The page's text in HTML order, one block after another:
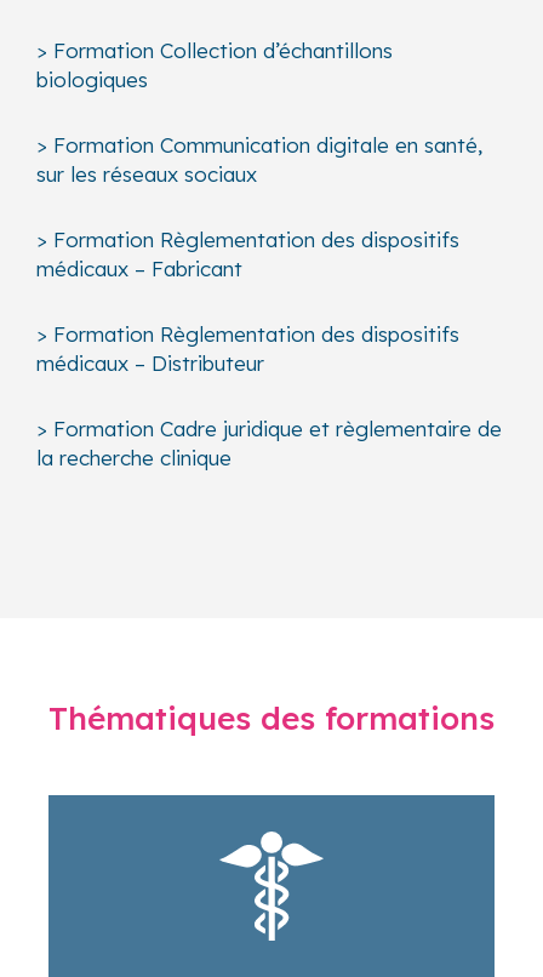
> Formation Collection d’échantillons
biologiques
> Formation Communication digitale en santé,
sur les réseaux sociaux
> Formation Règlementation des dispositifs
médicaux – Fabricant
> Formation Règlementation des dispositifs
médicaux – Distributeur
> Formation Cadre juridique et règlementaire de
la recherche clinique
Thématiques des formations